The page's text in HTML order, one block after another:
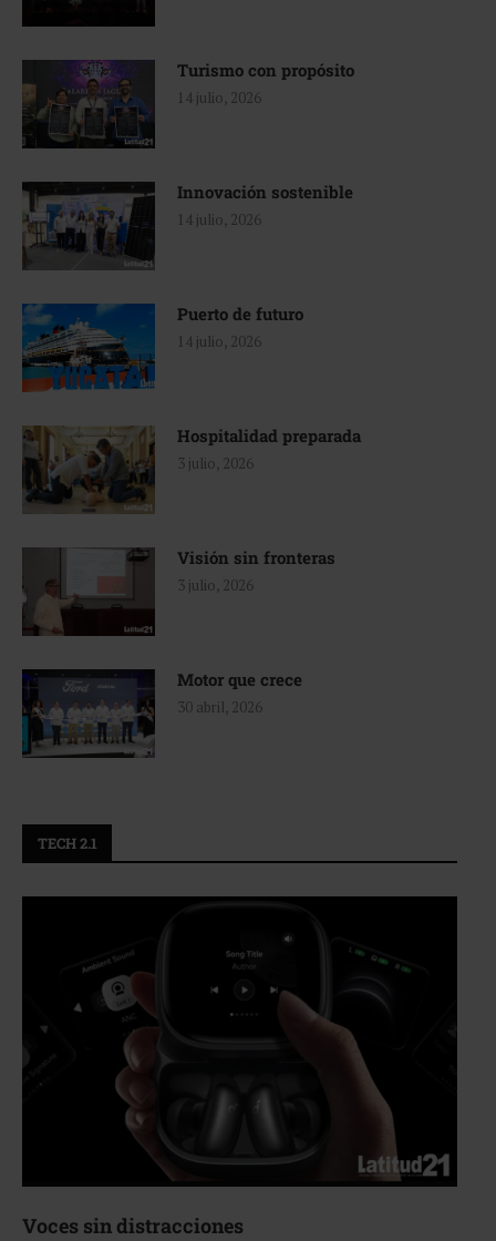
Turismo con propósito
14 julio, 2026
Innovación sostenible
14 julio, 2026
Puerto de futuro
14 julio, 2026
Hospitalidad preparada
3 julio, 2026
Visión sin fronteras
3 julio, 2026
Motor que crece
30 abril, 2026
TECH 2.1
Voces sin distracciones